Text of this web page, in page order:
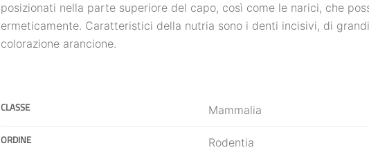
posizionati nella parte superiore del capo, così come le narici, che
ermeticamente. Caratteristici della nutria sono i denti incisivi, di
colorazione arancione.
CLASSE Mammalia
ORDINE Rodentia